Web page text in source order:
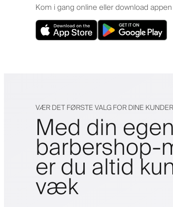
Kom i gang online eller download appen
VÆR DET FØRSTE VALG FOR DINE
Med din egen
barbershop-
er du altid
væk